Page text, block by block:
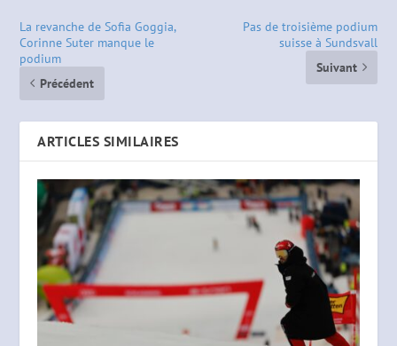
La revanche de Sofia Goggia,
Corinne Suter manque le
podium
Précédent
Pas de troisième podium
suisse à Sundsvall
Suivant
ARTICLES SIMILAIRES